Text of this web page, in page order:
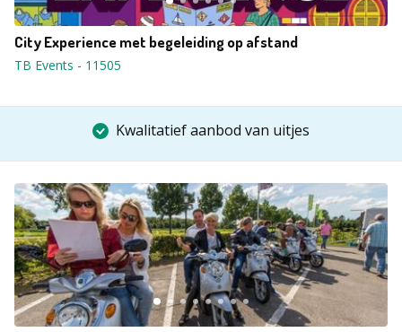
City Experience met begeleiding op afstand
TB Events - 11505
Kwalitatief aanbod van uitjes